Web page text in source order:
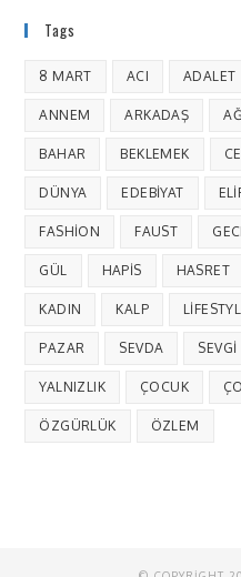
Tags
8 MART ACI ADALET
ANNEM ARKADAŞ
BAHAR BEKLEMEK
DÜNYA EDEBIYAT
FASHION FAUST
GÜL HAPIS HASRET
KADIN KALP
PAZAR SEVDA SEVGI
YALNIZLIK ÇOCUK
ÖZGÜRLÜK ÖZLEM